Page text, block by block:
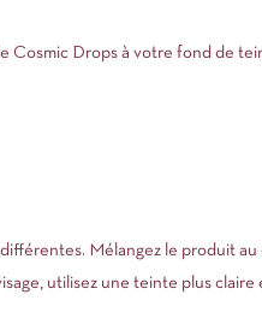
Cosmic Drops à votre fond de
Mélangez le produit
utilisez une teinte plus